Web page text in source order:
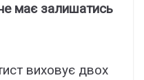
має залишатись
виховує двох